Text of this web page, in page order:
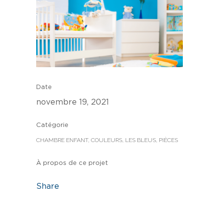
Date
novembre 19, 2021
Catégorie
CHAMBRE ENFANT, COULEURS, LES BLEUS, PIÈCES
À propos de ce projet
Share